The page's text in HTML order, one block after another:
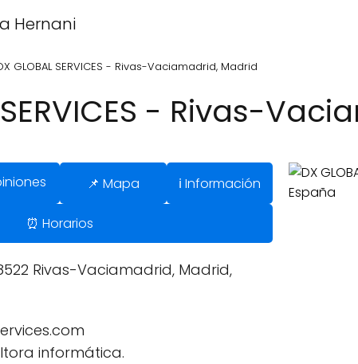
Hernani
GLOBAL SERVICES - Rivas-Vaciamadrid, Madrid
SERVICES - Rivas-
📌 Mapa ℹ️ Información
⏰ Horarios
Rivas-Vaciamadrid, Madrid,
informática.